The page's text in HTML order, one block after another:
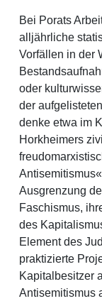
Bei Porats
alljährliche
Vorfällen in der
oder
der
denke etwa im
Horkheimers
Ausgrenzung
Faschismus,
des
Element des
praktizierte
Kapitalbesitzer
Antisemitismus